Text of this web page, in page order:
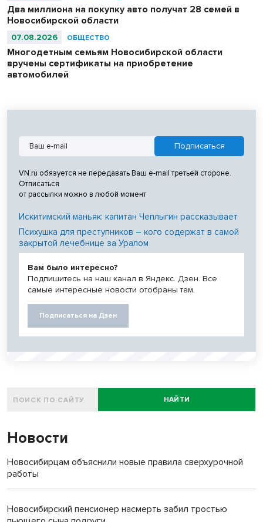
Два миллиона на покупку авто получат 28 семей в
Новосибирской области
07.08.2026 ОБЩЕСТВО
Многодетным семьям Новосибирской области
вручены сертификаты на приобретение
автомобилей
VN.ru обязуется не передавать Ваш e-mail третьей стороне.
Отписаться
от рассылки можно в любой момент
Искитимский маньяк: капитан Чеплыгин рассказывает
Психушка для преступников – кого содержат в самой
закрытой лечебнице за Уралом
Вам было интересно?
Подпишитесь на наш канал в Яндекс. Дзен. Все
самые интересные новости отобраны там.
Подписаться на Дзен
НАЙТИ
Новости
Новосибирцам объяснили новые правила сверхурочной
работы
Новосибирский пенсионер насмерть забил тростью